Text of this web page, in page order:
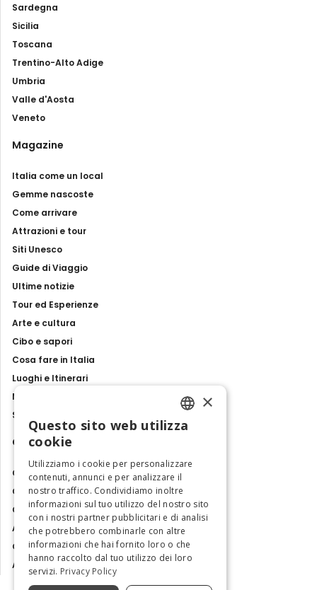
Sardegna
Sicilia
Toscana
Trentino-Alto Adige
Umbria
Valle d'Aosta
Veneto
Magazine
Italia come un local
Gemme nascoste
Come arrivare
Attrazioni e tour
Siti Unesco
Guide di Viaggio
Ultime notizie
Tour ed Esperienze
Arte e cultura
Cibo e sapori
Cosa fare in Italia
Luoghi e Itinerari
Mostre, eventi e spettacoli
Storie e tradizioni
Contatti
Chi siamo
Collabora con noi
Contatti
Ambasciatrice dell'Eccellenza
Osservatorio Turismo
Area Riservata
ENGLISH
ITALIAN
×
Questo sito web utilizza
cookie
Utilizziamo i cookie per personalizzare
contenuti, annunci e per analizzare il
nostro traffico. Condividiamo inoltre
informazioni sul tuo utilizzo del nostro sito
con i nostri partner pubblicitari e di analisi
che potrebbero combinarle con altre
informazioni che hai fornito loro o che
hanno raccolto dal tuo utilizzo dei loro
servizi. Privacy Policy